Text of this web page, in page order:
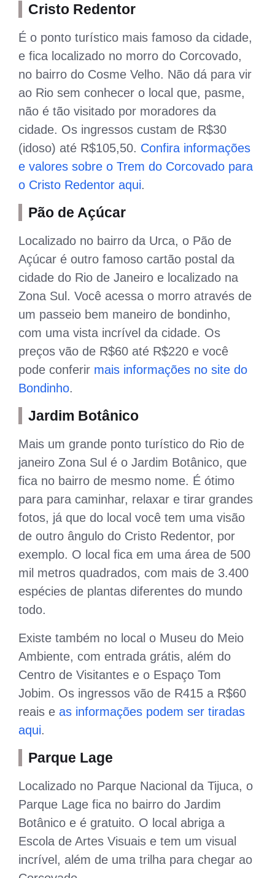
Cristo Redentor
É o ponto turístico mais famoso da cidade,
e fica localizado no morro do Corcovado,
no bairro do Cosme Velho. Não dá para vir
ao Rio sem conhecer o local que, pasme,
não é tão visitado por moradores da
cidade. Os ingressos custam de R$30
(idoso) até R$105,50. Confira informações
e valores sobre o Trem do Corcovado para
o Cristo Redentor aqui.
Pão de Açúcar
Localizado no bairro da Urca, o Pão de
Açúcar é outro famoso cartão postal da
cidade do Rio de Janeiro e localizado na
Zona Sul. Você acessa o morro através de
um passeio bem maneiro de bondinho,
com uma vista incrível da cidade. Os
preços vão de R$60 até R$220 e você
pode conferir mais informações no site do
Bondinho.
Jardim Botânico
Mais um grande ponto turístico do Rio de
janeiro Zona Sul é o Jardim Botânico, que
fica no bairro de mesmo nome. É ótimo
para para caminhar, relaxar e tirar grandes
fotos, já que do local você tem uma visão
de outro ângulo do Cristo Redentor, por
exemplo. O local fica em uma área de 500
mil metros quadrados, com mais de 3.400
espécies de plantas diferentes do mundo
todo.
Existe também no local o Museu do Meio
Ambiente, com entrada grátis, além do
Centro de Visitantes e o Espaço Tom
Jobim. Os ingressos vão de R415 a R$60
reais e as informações podem ser tiradas
aqui.
Parque Lage
Localizado no Parque Nacional da Tijuca, o
Parque Lage fica no bairro do Jardim
Botânico e é gratuito. O local abriga a
Escola de Artes Visuais e tem um visual
incrível, além de uma trilha para chegar ao